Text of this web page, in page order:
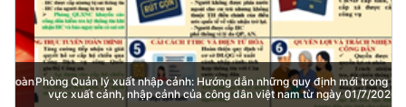
Phòng Quản lý xuất nhập cảnh: Hướng dẫn những quy định mới trong lĩnh
vực xuất cảnh, nhập cảnh của công dân việt nam từ ngày 01/7/2026